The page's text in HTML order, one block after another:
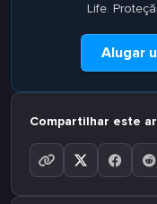
Life.
Alugar
Compartilhar este